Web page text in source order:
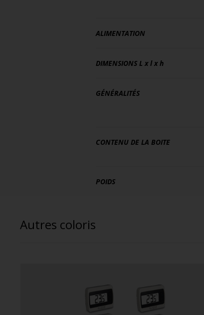
ALIMENTATION
DIMENSIONS L x l x h
GÉNÉRALITÉS
CONTENU DE LA BOITE
POIDS
Autres coloris